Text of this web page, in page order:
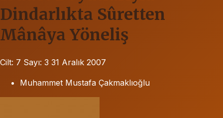
Dindarlıkta Sûretten
Mânâya Yöneliş
Cilt: 7 Sayı: 3 31 Aralık 2007
Muhammet Mustafa Çakmaklıoğlu